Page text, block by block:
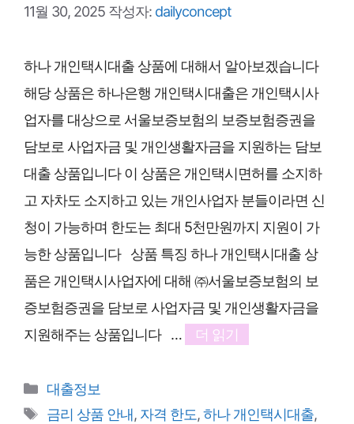
11월 30, 2025 작성자: dailyconcept
하나 개인택시대출 상품에 대해서 알아보겠습니다
해당 상품은 하나은행 개인택시대출은 개인택시사
업자를 대상으로 서울보증보험의 보증보험증권을
담보로 사업자금 및 개인생활자금을 지원하는 담보
대출 상품입니다 이 상품은 개인택시면허를 소지하
고 자차도 소지하고 있는 개인사업자 분들이라면 신
청이 가능하며 한도는 최대 5천만원까지 지원이 가
능한 상품입니다 상품 특징 하나 개인택시대출 상
품은 개인택시사업자에 대해 ㈜서울보증보험의 보
증보험증권을 담보로 사업자금 및 개인생활자금을
지원해주는 상품입니다 …
더 읽기
카
테
대출정보
태
금리 상품 안내, 자격 한도,하나 개인택시대출,